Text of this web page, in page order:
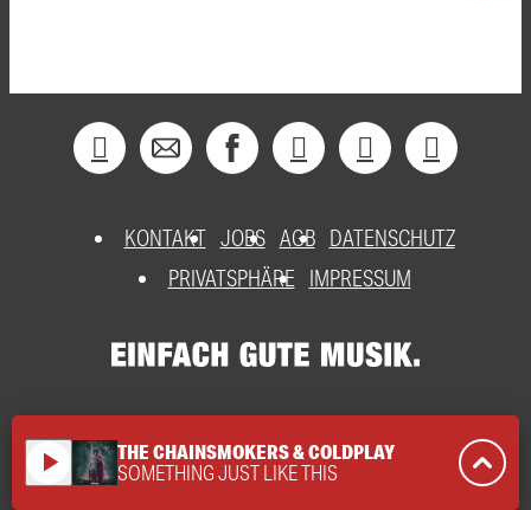
KONTAKT JOBS AGB DATENSCHUTZ
PRIVATSPHÄRE
IMPRESSUM
play_arrow THE CHAINSMOKERS & COLDPLAY
SOMETHING JUST LIKE THIS